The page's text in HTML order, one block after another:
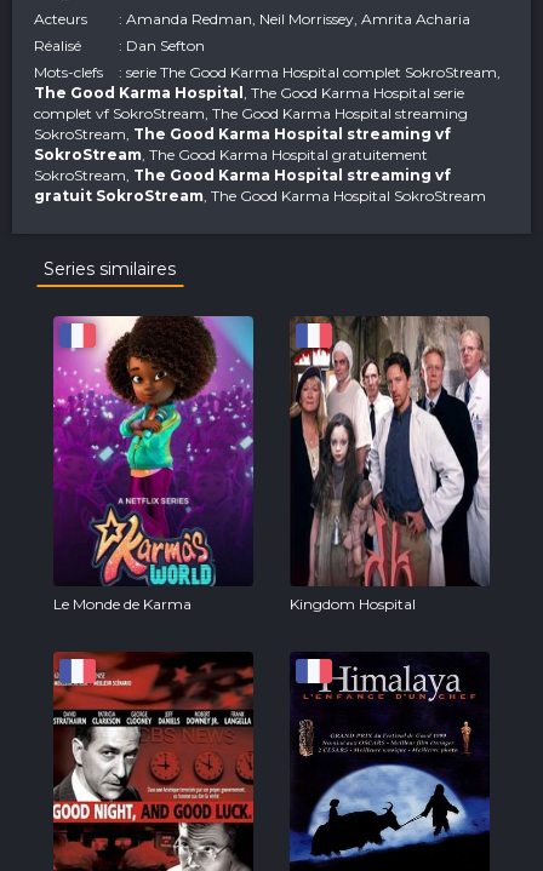
Acteurs
: Amanda Redman, Neil Morrissey, Amrita Acharia
Réalisé
: Dan Sefton
Mots-clefs
: serie The Good Karma Hospital complet SokroStream,
The Good Karma Hospital , The Good Karma Hospital serie
complet vf SokroStream, The Good Karma Hospital streaming
SokroStream, The Good Karma Hospital streaming vf
SokroStream, The Good Karma Hospital gratuitement
SokroStream, The Good Karma Hospital streaming vf
gratuit SokroStream, The Good Karma Hospital SokroStream
Series similaires
Le Monde de Karma Kingdom Hospital